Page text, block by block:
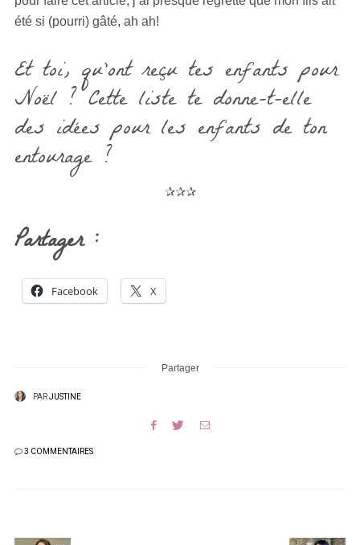
été si (pourri) gâté, ah ah!
Et toi, qu’ont reçu tes enfants pour
Noël ? Cette liste te donne-t-elle
des idées pour les enfants de ton
entourage ?
✰✰✰
Partager :
Facebook X
Partager
PARJUSTINE
3 COMMENTAIRES